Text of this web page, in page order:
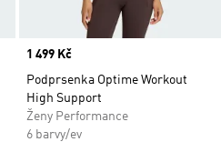
Price
1 499 Kč
Podprsenka Optime Workout
High Support
Ženy Performance
6 barvy/ev